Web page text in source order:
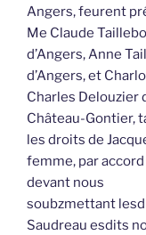
Angers, feurent
Me Claude
d’Angers, Anne
d’Angers, et
Charles Delouzier
Château-Gontier,
les droits de
femme, par
devant nous
soubzmettant
Saudreau esdits